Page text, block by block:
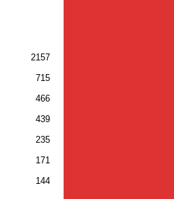
2157
715
466
439
235
171
144